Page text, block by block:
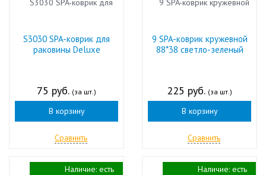
S3030 SPA-коврик для
раковины Deluxe
75 руб. (за шт.)
В корзину
Сравнить
9 SPA-коврик кружевной
88*38 светло-зеленый
225 руб. (за шт.)
В корзину
Сравнить
Наличие: есть Наличие: есть